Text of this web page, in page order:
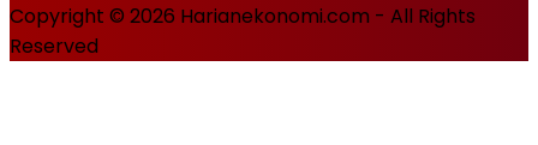
Copyright © 2026 Harianekonomi.com - All Rights
Reserved